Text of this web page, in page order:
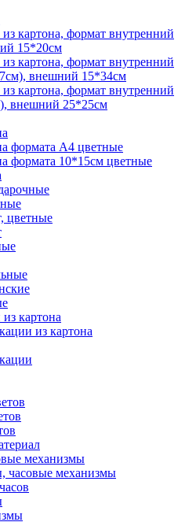
картона, формат внутренний
15*20см
картона, формат внутренний
внешний 15*34см
картона, формат внутренний
внешний 25*25см
формата А4 цветные
формата 10*15см цветные
цветные
картона
из картона
механизмы
часовые механизмы